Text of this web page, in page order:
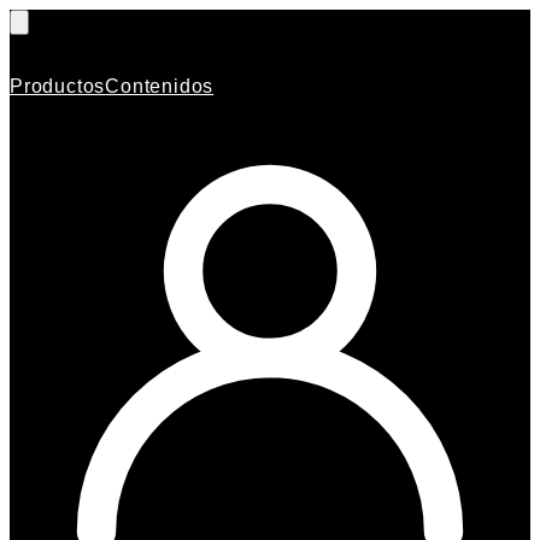
ProductosContenidos